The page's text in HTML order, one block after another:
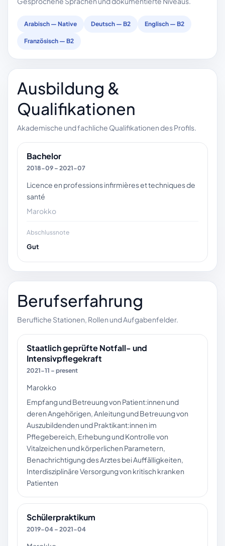
Arabisch — Native Deutsch — B2 Englisch — B2
Französisch — B2
Ausbildung &
Qualifikationen
Akademische und fachliche Qualifikationen des Profils.
Bachelor
2018-09 – 2021-07
Licence en professions infirmières et techniques de
santé
Marokko
Abschlussnote
Gut
Berufserfahrung
Berufliche Stationen, Rollen und Aufgabenfelder.
Staatlich geprüfte Notfall- und
Intensivpflegekraft
2021-11 – present
Marokko
Empfang und Betreuung von Patient:innen und
deren Angehörigen, Anleitung und Betreuung von
Auszubildenden und Praktikant:innen im
Pflegebereich, Erhebung und Kontrolle von
Vitalzeichen und körperlichen Parametern,
Benachrichtigung des Arztes bei Auffälligkeiten,
Interdisziplinäre Versorgung von kritisch kranken
Patienten
Schülerpraktikum
2019-04 – 2021-04